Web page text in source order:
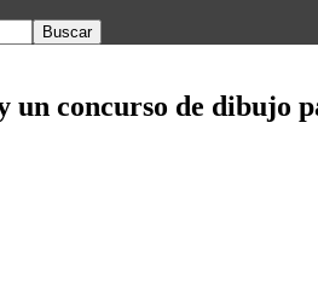
concurso de dibujo